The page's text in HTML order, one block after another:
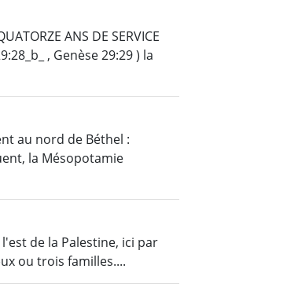
ANS DE SERVICE
, Genèse 29:29 ) la
au nord de Béthel :
la Mésopotamie
l'est de la Palestine, ici par
ou trois familles....